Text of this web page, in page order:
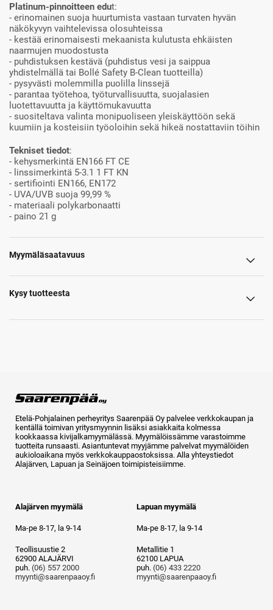
Platinum-pinnoitteen edut:
- erinomainen suoja huurtumista vastaan turvaten hyvän
näkökyvyn vaihtelevissa olosuhteissa
- kestää erinomaisesti mekaanista kulutusta ehkäisten
naarmujen muodostusta
- puhdistuksen kestävä (puhdistus vesi ja saippua
yhdistelmällä tai Bollé Safety B-Clean tuotteilla)
- pysyvästi molemmilla puolilla linssejä
- parantaa työtehoa, työturvallisuutta, suojalasien
luotettavuutta ja käyttömukavuutta
- suositeltava valinta monipuoliseen yleiskäyttöön sekä
kuumiin ja kosteisiin työoloihin sekä hikeä nostattaviin töihin
Tekniset tiedot:
- kehysmerkintä EN166 FT CE
- linssimerkintä 5-3.1 1 FT KN
- sertifiointi EN166, EN172
- UVA/UVB suoja 99,99 %
- materiaali polykarbonaatti
- paino 21 g
Myymäläsaatavuus
Kysy tuotteesta
Etelä-Pohjalainen perheyritys Saarenpää Oy palvelee verkkokaupan ja
kentällä toimivan yritysmyynnin lisäksi asiakkaita kolmessa
kookkaassa kivijalkamyymälässä. Myymälöissämme varastoimme
tuotteita runsaasti. Asiantuntevat myyjämme palvelvat myymälöiden
aukioloaikana myös verkkokauppaostoksissa. Alla yhteystiedot
Alajärven, Lapuan ja Seinäjoen toimipisteisiimme.
Alajärven myymälä
Ma-pe 8-17, la 9-14
Teollisuustie 2
62900 ALAJÄRVI
puh. (06) 557 2000
myynti@saarenpaaoy.fi
Lapuan myymälä
Ma-pe 8-17, la 9-14
Metallitie 1
62100 LAPUA
puh. (06) 433 2220
myynti@saarenpaaoy.fi